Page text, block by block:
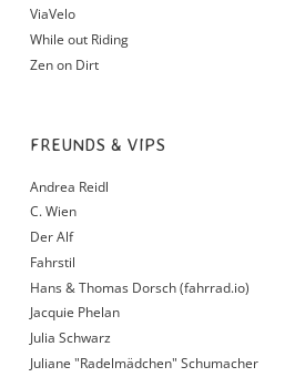
ViaVelo
While out Riding
Zen on Dirt
FREUNDS & VIPS
Andrea Reidl
C. Wien
Der Alf
Fahrstil
Hans & Thomas Dorsch (fahrrad.io)
Jacquie Phelan
Julia Schwarz
Juliane "Radelmädchen" Schumacher